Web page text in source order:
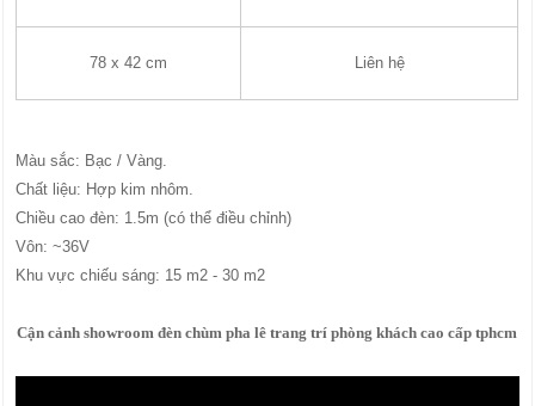
78 x 42 cm Liên hệ
Màu sắc: Bạc / Vàng.
Chất liệu: Hợp kim nhôm.
Chiều cao đèn: 1.5m (có thể điều chỉnh)
Vôn: ~36V
Khu vực chiếu sáng: 15 m2 - 30 m2
Cận cảnh showroom đèn chùm pha lê trang trí phòng khách cao cấp tphcm